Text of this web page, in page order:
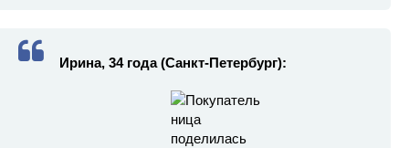
Ирина, 34 года (Санкт-Петербург):